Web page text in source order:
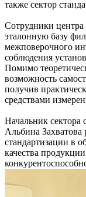
также сектор
Сотрудники центра
эталонную базу
межповерочного
соблюдения
Помимо
возможность
получив
средствами
Начальник сектора
Альбина Захватова
стандартизации в
качества